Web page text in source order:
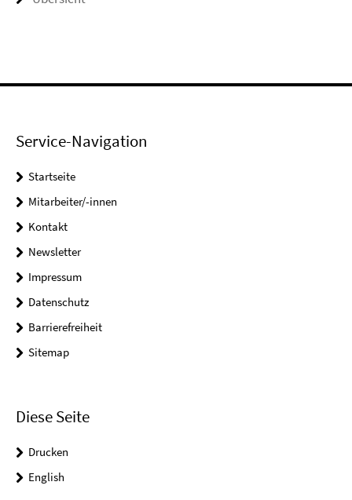
Service-Navigation
Startseite
Mitarbeiter/-innen
Kontakt
Newsletter
Impressum
Datenschutz
Barrierefreiheit
Sitemap
Diese Seite
Drucken
English